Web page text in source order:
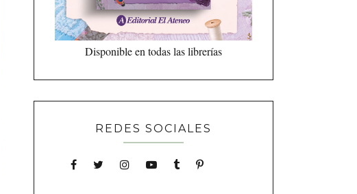
Disponible en todas las librerías
REDES SOCIALES